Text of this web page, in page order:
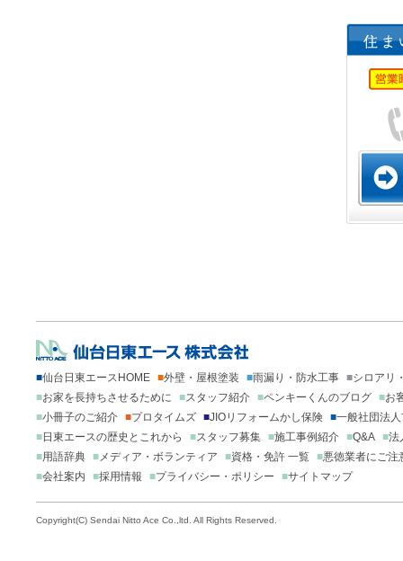
■仙台日東エースHOME ■外壁・屋根塗装 ■雨漏り・防水工事 ■シロアリ
■お家を長持ちさせるために ■スタッフ紹介 ■ペンキーくんのブログ ■お
■小冊子のご紹介 ■プロタイムズ ■JIOリフォームかし保険 ■一般社団法
■日東エースの歴史とこれから ■スタッフ募集 ■施工事例紹介 ■Q&A ■法
■用語辞典 ■メディア・ボランティア ■資格・免許 一覧 ■悪徳業者にご注
■会社案内 ■採用情報 ■プライバシー・ポリシー ■サイトマップ
Copyright(C) Sendai Nitto Ace Co.,ltd. All Rights Reserved.